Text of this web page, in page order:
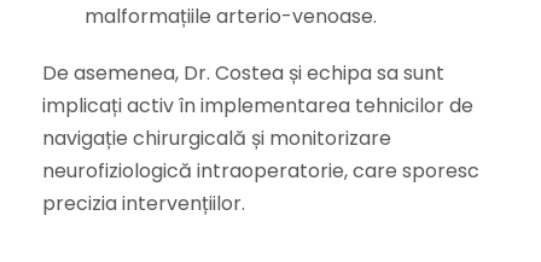
malformațiile arterio-venoase.
De asemenea, Dr. Costea și echipa sa sunt
implicați activ în implementarea tehnicilor de
navigație chirurgicală și monitorizare
neurofiziologică intraoperatorie, care sporesc
precizia intervențiilor.